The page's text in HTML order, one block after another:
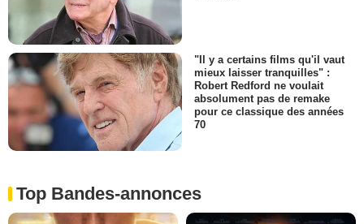
"Il y a certains films qu'il vaut
mieux laisser tranquilles" :
Robert Redford ne voulait
absolument pas de remake
pour ce classique des années
70
Top Bandes-annonces